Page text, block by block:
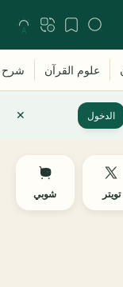
الدخول
تويتر شوبي